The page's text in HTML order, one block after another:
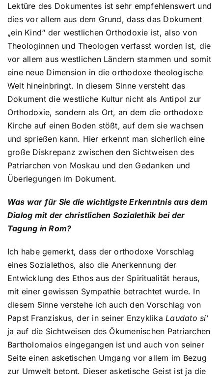
Lektüre des Dokumentes ist sehr empfehlenswert und
dies vor allem aus dem Grund, dass das Dokument
„ein Kind“ der westlichen Orthodoxie ist, also von
Theologinnen und Theologen verfasst worden ist, die
vor allem aus westlichen Ländern stammen und somit
eine neue Dimension in die orthodoxe theologische
Welt hineinbringt. In diesem Sinne versteht das
Dokument die westliche Kultur nicht als Antipol zur
Orthodoxie, sondern als Ort, an dem die orthodoxe
Kirche auf einen Boden stößt, auf dem sie wachsen
und sprießen kann. Hier erkennt man sicherlich eine
große Diskrepanz zwischen den Sichtweisen des
Patriarchen von Moskau und den Gedanken und
Überlegungen im Dokument.
Was war für Sie die wichtigste Erkenntnis aus dem
Dialog mit der christlichen Sozialethik bei der
Tagung in Rom?
Ich habe gemerkt, dass der orthodoxe Vorschlag
eines Sozialethos, also die Anerkennung der
Entwicklung des Ethos aus der Spiritualität heraus,
mit einer gewissen Sympathie betrachtet wurde. In
diesem Sinne verstehe ich auch den Vorschlag von
Papst Franziskus, der in seiner Enzyklika Laudato si‘
ja auf die Sichtweisen des Ökumenischen Patriarchen
Bartholomaios eingegangen ist und auch von seiner
Seite einen asketischen Umgang vor allem im Bezug
zur Umwelt betont. Dieser asketische Geist ist ja die